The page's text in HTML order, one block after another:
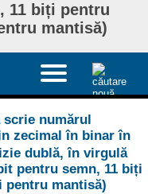
11 biți pentru
mantisă)
scrie numărul
zecimal în binar în
dublă, în virgulă
pentru semn, 11 biți
pentru mantisă)